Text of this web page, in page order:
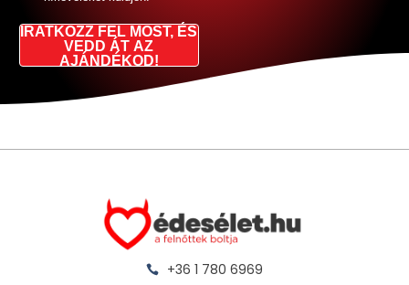
IRATKOZZ FEL MOST, ÉS
VEDD ÁT AZ
AJÁNDÉKOD!
+36 1 780 6969